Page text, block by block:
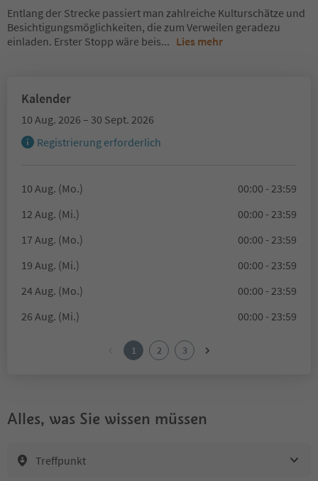
Entlang der Strecke passiert man zahlreiche Kulturschätze und
Besichtigungsmöglichkeiten, die zum Verweilen geradezu
einladen. Erster Stopp wäre beis... Lies mehr
Kalender
10 Aug. 2026 – 30 Sept. 2026
Registrierung erforderlich
10 Aug. (Mo.)
00:00 - 23:59
12 Aug. (Mi.)
00:00 - 23:59
17 Aug. (Mo.)
00:00 - 23:59
19 Aug. (Mi.)
00:00 - 23:59
24 Aug. (Mo.)
00:00 - 23:59
26 Aug. (Mi.)
00:00 - 23:59
1 2 3
Alles, was Sie wissen müssen
Treffpunkt